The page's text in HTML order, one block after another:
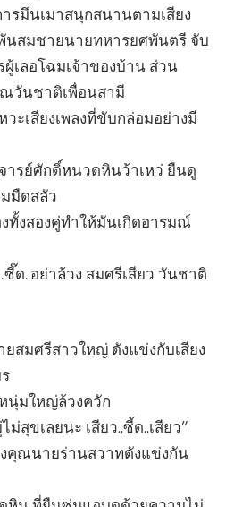
รมึนเมาสนุกสนานตามเสียง
นสมชายนายทหารยศพันตรี จับ
เลอโฉมเจ้าของบ้าน ส่วน
วันชาติเพื่อนสามี
ะเสียงเพลงที่ขับกล่อมอย่างมี
ารย์ศักดิ์หนวดหินว้าเหว่ ยืนดู
มืดสลัว
ทั้งสองคู่ทำให้มันเกิดอารมณ์
..อย่าล้วง สมศรีเสียว วันชาติ
สมศรีสาวใหญ่ ดังแข่งกับเสียง
นุ่มใหญ่ล้วงควัก
สุขเลยนะ เสียว..ซี้ด..เสียว”
งคุณนายร่านสวาทดังแข่งกัน